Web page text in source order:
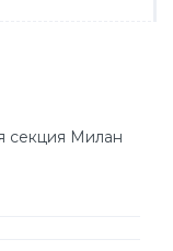
секция Милан